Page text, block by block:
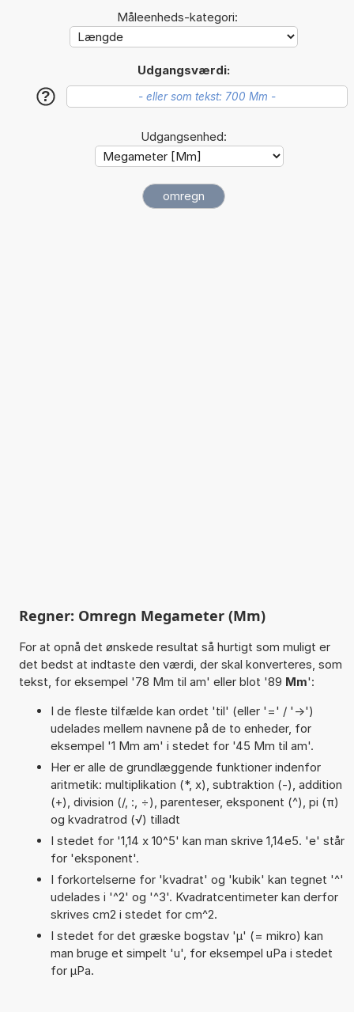
Måleenheds-kategori:
Udgangsværdi:
?
Udgangsenhed:
Regner: Omregn Megameter (Mm)
For at opnå det ønskede resultat så hurtigt som muligt er
det bedst at indtaste den værdi, der skal konverteres, som
tekst, for eksempel '78 Mm til am' eller blot '89 Mm':
I de fleste tilfælde kan ordet 'til' (eller '=' / '->')
udelades mellem navnene på de to enheder, for
eksempel '1 Mm am' i stedet for '45 Mm til am'.
Her er alle de grundlæggende funktioner indenfor
aritmetik: multiplikation (*, x), subtraktion (-), addition
(+), division (/, :, ÷), parenteser, eksponent (^), pi (π)
og kvadratrod (√) tilladt
I stedet for '1,14 x 10^5' kan man skrive 1,14e5. 'e' står
for 'eksponent'.
I forkortelserne for 'kvadrat' og 'kubik' kan tegnet '^'
udelades i '^2' og '^3'. Kvadratcentimeter kan derfor
skrives cm2 i stedet for cm^2.
I stedet for det græske bogstav 'µ' (= mikro) kan
man bruge et simpelt 'u', for eksempel uPa i stedet
for µPa.